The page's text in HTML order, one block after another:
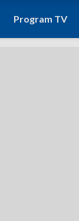
Program TV